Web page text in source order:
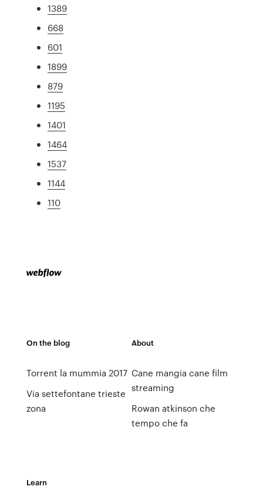
1389
668
601
1899
879
1195
1401
1464
1537
1144
110
On the blog
Torrent la mummia 2017
Via settefontane trieste
zona
About
Cane mangia cane film
streaming
Rowan atkinson che
tempo che fa
Learn